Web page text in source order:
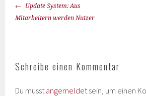
Update System: Aus
Mitarbeitern werden Nutzer
Schreibe einen Kommentar
Du musst angemeldet sein, um einen